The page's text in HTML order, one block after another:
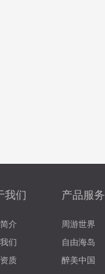
我们
介
们
质
产品服务
周游世界
自由海岛
醉美中国